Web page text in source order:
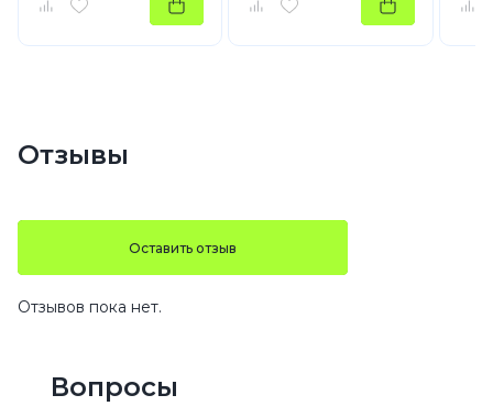
Отзывы
Оставить отзыв
Отзывов пока нет.
Вопросы